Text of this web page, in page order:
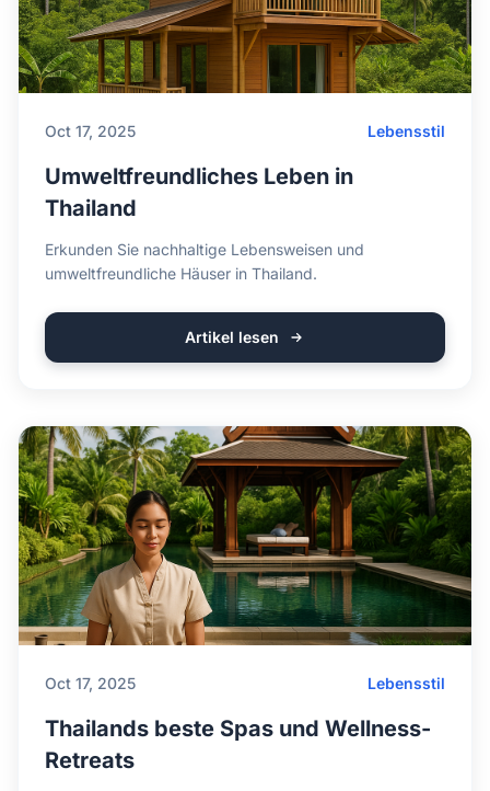
Oct 17, 2025 Lebensstil
Umweltfreundliches Leben in
Thailand
Erkunden Sie nachhaltige Lebensweisen und
umweltfreundliche Häuser in Thailand.
Artikel lesen
Oct 17, 2025 Lebensstil
Thailands beste Spas und Wellness-
Retreats